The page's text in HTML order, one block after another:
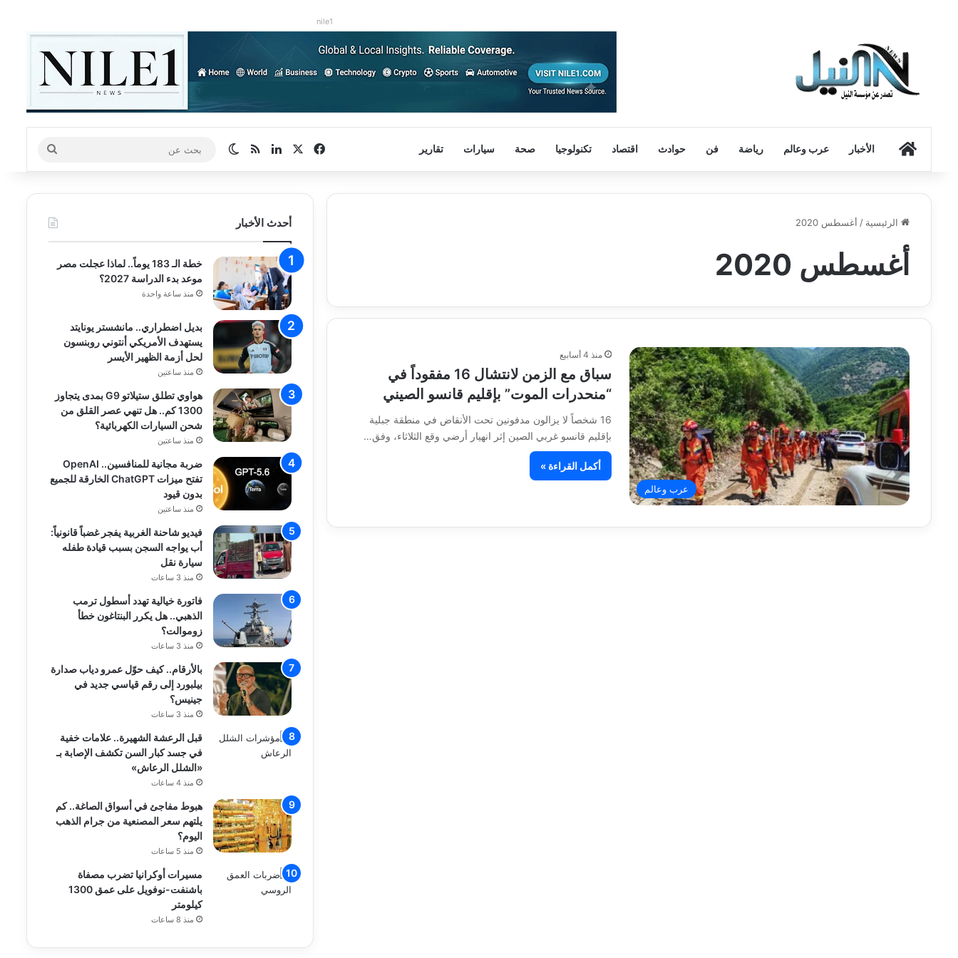
nile1
الرئيسيةالأخبار عرب وعالم رياضة فن حوادث اقتصاد تكنولوجيا صحة سيارات تقارير فيسبوك لينكدإنملخص الموقع RSS
الوضع المظلم
بحث
عن
الرئيسية / أغسطس 2020
أغسطس 2020
عرب وعالم
منذ 4 أسابيع
سباق مع الزمن لانتشال 16 مفقوداً في
“منحدرات الموت” بإقليم قانسو الصيني
16 شخصاً لا يزالون مدفونين تحت الأنقاض في منطقة جبلية
بإقليم قانسو غربي الصين إثر انهيار أرضي وقع الثلاثاء، وفق…
أكمل القراءة »
أحدث الأخبار
خطة الـ 183 يوماً.. لماذا عجلت مصر
موعد بدء الدراسة 2027؟
منذ ساعة واحدة
بديل اضطراري.. مانشستر يونايتد
يستهدف الأمريكي أنتوني روبنسون
لحل أزمة الظهير الأيسر
منذ ساعتين
هواوي تطلق ستيلاتو G9 بمدى يتجاوز
1300 كم.. هل تنهي عصر القلق من
شحن السيارات الكهربائية؟
منذ ساعتين
ضربة مجانية للمنافسين.. OpenAI
تفتح ميزات ChatGPT الخارقة للجميع
بدون قيود
منذ ساعتين
فيديو شاحنة الغربية يفجر غضباً قانونياً:
أب يواجه السجن بسبب قيادة طفله
سيارة نقل
منذ 3 ساعات
فاتورة خيالية تهدد أسطول ترمب
الذهبي.. هل يكرر البنتاغون خطأ
زوموالت؟
منذ 3 ساعات
بالأرقام.. كيف حوّل عمرو دياب صدارة
بيلبورد إلى رقم قياسي جديد في
جينيس؟
منذ 3 ساعات
قبل الرعشة الشهيرة.. علامات خفية
في جسد كبار السن تكشف الإصابة بـ
«الشلل الرعاش»
منذ 4 ساعات
هبوط مفاجئ في أسواق الصاغة.. كم
يلتهم سعر المصنعية من جرام الذهب
اليوم؟
منذ 5 ساعات
مسيرات أوكرانيا تضرب مصفاة
باشنفت-نوفويل على عمق 1300
كيلومتر
منذ 8 ساعات